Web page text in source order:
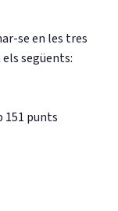
se en les tres
següents:
151 punts